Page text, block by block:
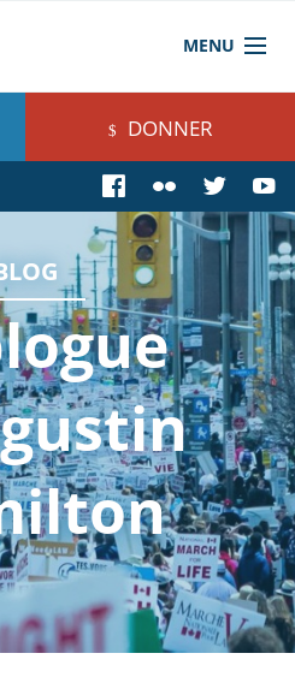
MENU
DONNER